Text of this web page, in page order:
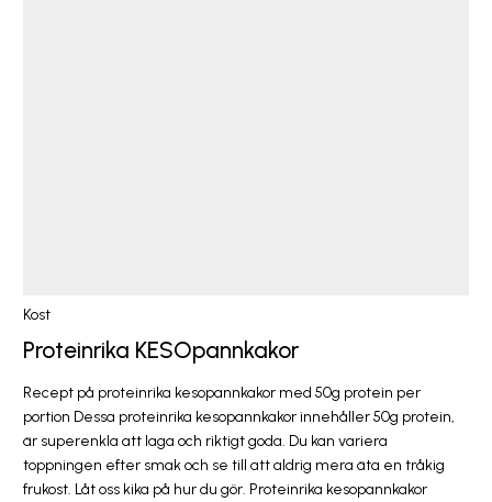
Kost
Proteinrika KESOpannkakor
Recept på proteinrika kesopannkakor med 50g protein per
portion Dessa proteinrika kesopannkakor innehåller 50g protein,
är superenkla att laga och riktigt goda. Du kan variera
toppningen efter smak och se till att aldrig mera äta en tråkig
frukost. Låt oss kika på hur du gör. Proteinrika kesopannkakor